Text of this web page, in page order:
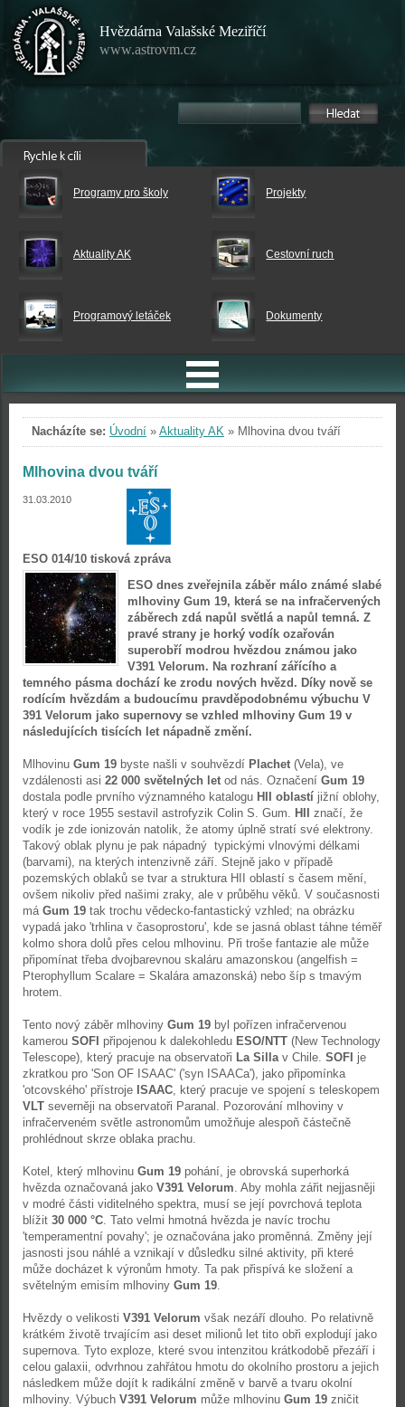
Hvězdárna Valašské Meziříčí
www.astrovm.cz
Programy pro školy Projekty
Aktuality AK Cestovní ruch
Programový letáček Dokumenty
Nacházíte se: Úvodní » Aktuality AK » Mlhovina dvou tváří
Mlhovina dvou tváří
31.03.2010
ESO 014/10 tisková zpráva
ESO dnes zveřejnila záběr málo známé slabé
mlhoviny Gum 19, která se na infračervených
záběrech zdá napůl světlá a napůl temná. Z
pravé strany je horký vodík ozařován
superobří modrou hvězdou známou jako
V391 Velorum. Na rozhraní zářícího a
temného pásma dochází ke zrodu nových hvězd. Díky nově se
rodícím hvězdám a budoucímu pravděpodobnému výbuchu V
391 Velorum jako supernovy se vzhled mlhoviny Gum 19 v
následujících tisících let nápadně změní.
Mlhovinu Gum 19 byste našli v souhvězdí Plachet (Vela), ve
vzdálenosti asi 22 000 světelných let od nás. Označení Gum 19
dostala podle prvního významného katalogu HII oblastí jižní oblohy,
který v roce 1955 sestavil astrofyzik Colin S. Gum. HII
značí, že
vodík je zde ionizován natolik, že atomy úplně stratí své elektrony.
Takový oblak plynu je pak nápadný typickými vlnovými délkami
(barvami), na kterých intenzivně září. Stejně jako v případě
pozemských oblaků se tvar a struktura HII oblastí s časem mění,
ovšem nikoliv před našimi zraky, ale v průběhu věků. V současnosti
má Gum 19 tak trochu vědecko-fantastický vzhled; na obrázku
vypadá jako 'trhlina v časoprostoru', kde se jasná oblast táhne téměř
kolmo shora dolů přes celou mlhovinu. Při troše fantazie ale může
připomínat třeba dvojbarevnou skaláru amazonskou (angelfish =
Pterophyllum Scalare = Skalára amazonská) nebo šíp s tmavým
hrotem.
Tento nový záběr mlhoviny Gum 19 byl pořízen infračervenou
kamerou SOFI připojenou k dalekohledu ESO/NTT (New Technology
Telescope), který pracuje na observatoři La Sillav Chile. SOFI je
zkratkou pro 'Son OF ISAAC' ('syn ISAACa'), jako připomínka
'otcovského' přístroje SAAC, který pracuje ve spojení s teleskopem
VLT severněji na observatoři Paranal. Pozorování mlhoviny v
infračerveném světle astronomům umožňuje alespoň částečně
prohlédnout skrze oblaka prachu.
Kotel, který mlhovinu Gum 19 pohání, je obrovská superhorká
hvězda označovaná jako V391 Velorum. Aby mohla zářit nejjasněji
v modré části viditelného spektra, musí se její povrchová teplota
blížit 30 000 °C. Tato velmi hmotná hvězda je navíc trochu
'temperamentní povahy'; je označována jako proměnná. Změny její
jasnosti jsou náhlé a vznikají v důsledku silné aktivity, při které
může docházet k výronům hmoty. Ta pak přispívá ke složení a
světelným emisím mlhoviny Gum 19.
Hvězdy o velikosti V391 Velorum však nezáří dlouho. Po relativně
krátkém životě trvajícím asi deset milionů let tito obři explodují jako
supernova. Tyto exploze, které svou intenzitou krátkodobě přezáří i
celou galaxii, odvrhnou zahřátou hmotu do okolního prostoru a jejich
následkem může dojít k radikální změně v barvě a tvaru okolní
mlhoviny. Výbuch V391 Velorum může mlhovinu Gum 19 zničit